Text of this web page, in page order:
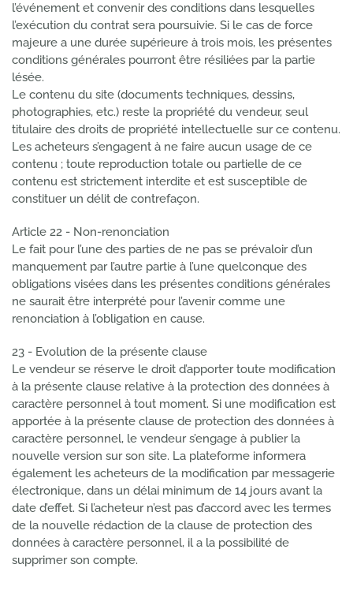
l’événement et convenir des conditions dans lesquelles
l’exécution du contrat sera poursuivie. Si le cas de force
majeure a une durée supérieure à trois mois, les présentes
conditions générales pourront être résiliées par la partie
lésée.
Le contenu du site (documents techniques, dessins,
photographies, etc.) reste la propriété du vendeur, seul
titulaire des droits de propriété intellectuelle sur ce contenu.
Les acheteurs s’engagent à ne faire aucun usage de ce
contenu ; toute reproduction totale ou partielle de ce
contenu est strictement interdite et est susceptible de
constituer un délit de contrefaçon.
Article 22 - Non-renonciation
Le fait pour l’une des parties de ne pas se prévaloir d’un
manquement par l’autre partie à l’une quelconque des
obligations visées dans les présentes conditions générales
ne saurait être interprété pour l’avenir comme une
renonciation à l’obligation en cause.
23 - Evolution de la présente clause
Le vendeur se réserve le droit d’apporter toute modification
à la présente clause relative à la protection des données à
caractère personnel à tout moment. Si une modification est
apportée à la présente clause de protection des données à
caractère personnel, le vendeur s’engage à publier la
nouvelle version sur son site. La plateforme informera
également les acheteurs de la modification par messagerie
électronique, dans un délai minimum de 14 jours avant la
date d’effet. Si l’acheteur n’est pas d’accord avec les termes
de la nouvelle rédaction de la clause de protection des
données à caractère personnel, il a la possibilité de
supprimer son compte.